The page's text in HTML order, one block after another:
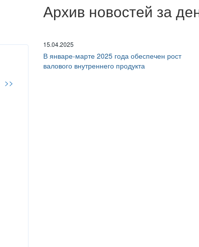
>>
Архив новостей за
15.04.2025
В январе-марте 2025 года обеспечен рост
валового внутреннего продукта